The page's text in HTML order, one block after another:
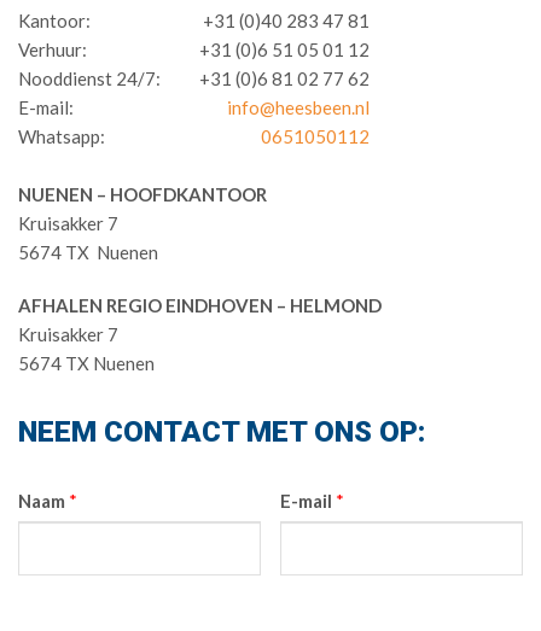
Kantoor:
+31 (0)40 283 47 81
Verhuur:
+31 (0)6 51 05 01 12
Nooddienst 24/7:
+31 (0)6 81 02 77 62
E-mail:
info@heesbeen.nl
Whatsapp:
0651050112
NUENEN – HOOFDKANTOOR
Kruisakker 7
5674 TX Nuenen
AFHALEN REGIO EINDHOVEN – HELMOND
Kruisakker 7
5674 TX Nuenen
NEEM CONTACT MET ONS OP:
Naam * E-mail *